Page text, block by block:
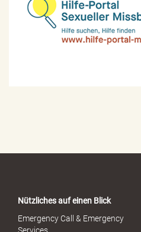
o
Nützliches auf einen Blick
Emergency Call & Emergency